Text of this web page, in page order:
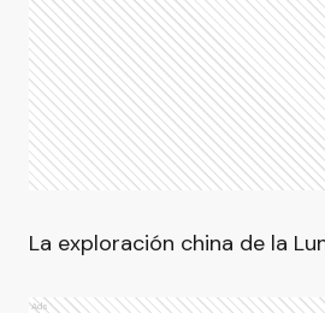
La exploración china de la
Ads